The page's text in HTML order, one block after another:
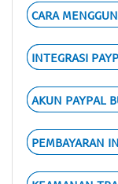
CARA
INTEGRASI
AKUN PAYPAL
PEMBAYARAN